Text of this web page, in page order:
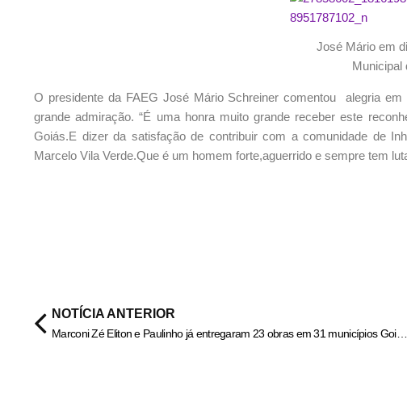
José Mário em
Municipal
O presidente da FAEG José Mário Schreiner comentou alegria
grande admiração. “É uma honra muito grande receber este
Goiás.E dizer da satisfação de contribuir com a comunidade de
Marcelo Vila Verde.Que é um homem forte,aguerrido e sempre tem
NOTÍCIA ANTERIOR
Marconi Zé Eliton e Paulinho já entregaram 23 obras em 31 municípios Goianos do Programa Goiás na Frente.